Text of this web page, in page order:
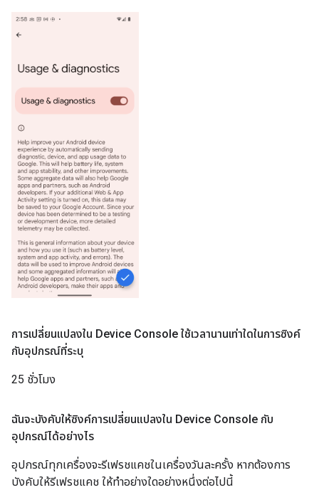
การเปลี่ยนแปลงใน Device Console ใช้เวลานานเท่าใดในการซิงค์
กับอุปกรณ์ที่ระบุ
25 ชั่วโมง
ฉันจะบังคับให้ซิงค์การเปลี่ยนแปลงใน Device Console กับ
อุปกรณ์ได้อย่างไร
อุปกรณ์ทุกเครื่องจะรีเฟรชแคชในเครื่องวันละครั้ง หากต้องการ
บังคับให้รีเฟรชแคช ให้ทำอย่างใดอย่างหนึ่งต่อไปนี้